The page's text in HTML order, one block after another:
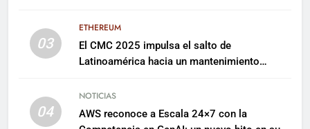
03
ETHEREUM
El CMC 2025 impulsa el salto de
Latinoamérica hacia un mantenimiento
04
NOTICIAS
AWS reconoce a Escala 24×7 con la